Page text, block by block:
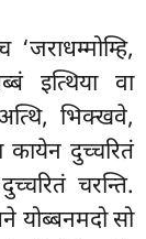
इत्थिया वा
भिक्खवे,
कायेन दुच्चरितं
चरन्ति.
योब्बनमदो सो